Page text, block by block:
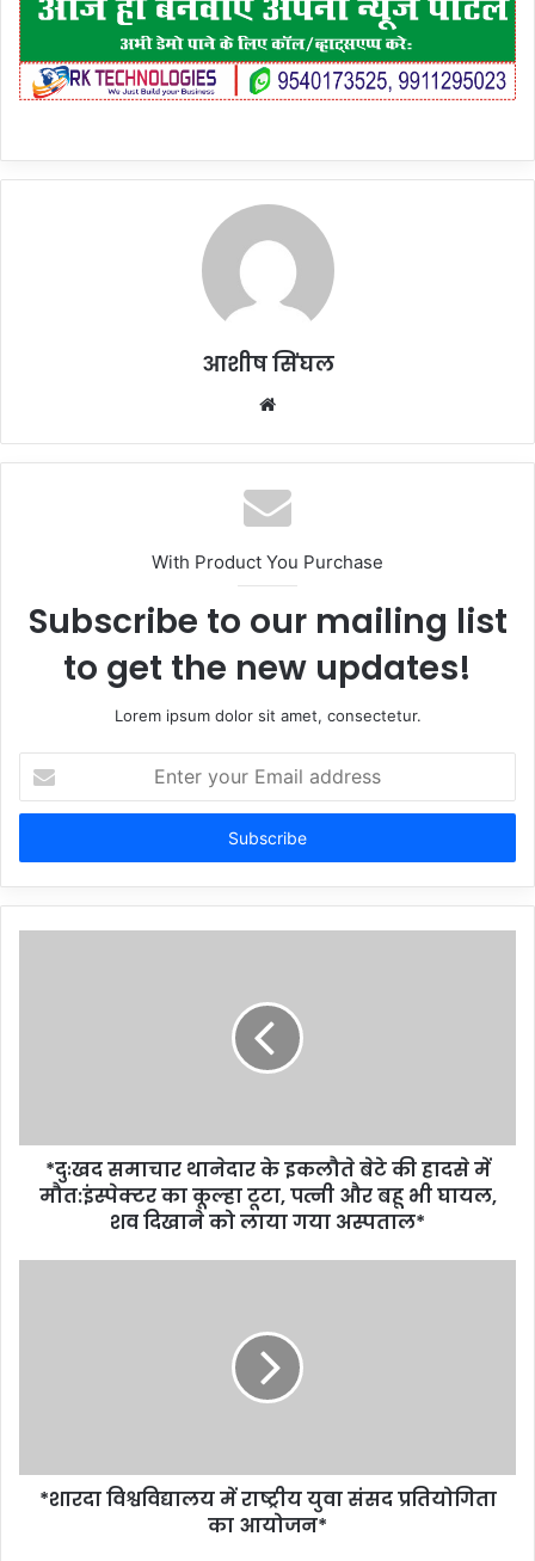
आशीष सिंघल
Website
With Product You Purchase
Subscribe to our mailing list
to get the new updates!
Lorem ipsum dolor sit amet, consectetur.
your
Email
*दुःखद समाचार थानेदार के इकलौते बेटे की हादसे में
मौत:इंस्पेक्टर का कूल्हा टूटा, पत्नी और बहू भी घायल,
शव दिखाने को लाया गया अस्पताल*
*शारदा विश्वविद्यालय में राष्ट्रीय युवा संसद प्रतियोगिता
का आयोजन*